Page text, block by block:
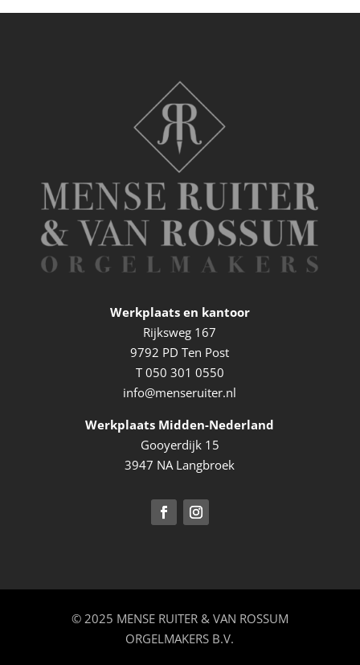
Werkplaats en kantoor
Rijksweg 167
9792 PD Ten Post
T 050 301 0550
info@menseruiter.nl
Werkplaats Midden-Nederland
Gooyerdijk 15
3947 NA Langbroek
© 2025 MENSE RUITER & VAN ROSSUM
ORGELMAKERS B.V.